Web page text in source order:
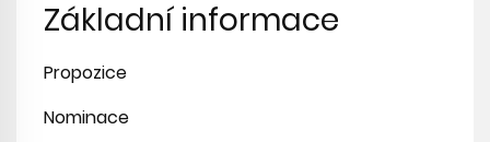
Základní informace
Propozice
Nominace